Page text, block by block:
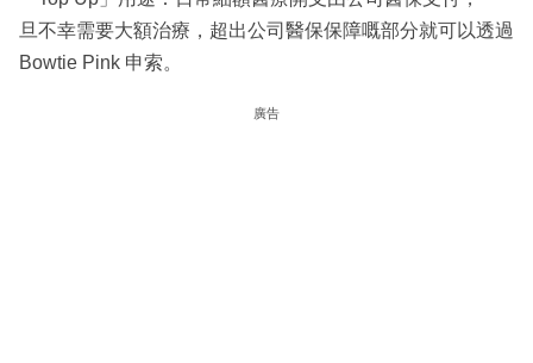
旦不幸需要大額治療，超出公司醫保保障嘅部分就可以透過
Bowtie Pink 申索。
廣告